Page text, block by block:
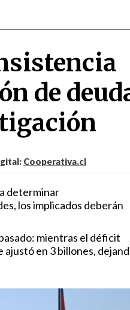
de
Cooperativa.cl
determinar
los implicados deberán
mientras el déficit
ajustó en 3 billones,